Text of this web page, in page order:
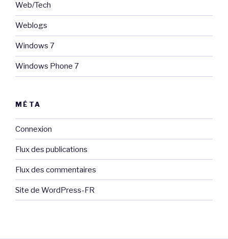
Web/Tech
Weblogs
Windows 7
Windows Phone 7
MÉTA
Connexion
Flux des publications
Flux des commentaires
Site de WordPress-FR